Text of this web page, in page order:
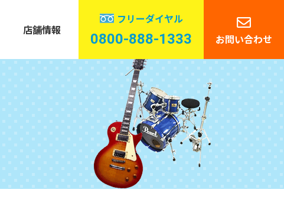
店舗情報
フリーダイヤル
0800-888-1333 お問い合わせ